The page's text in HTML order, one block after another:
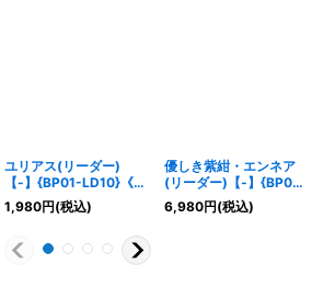
ユリアス(リーダー)
【-】{BP01-LD10}《ナ
イトメア》
1,980円(税込)
優しき紫紺・エンネア
(リーダー)【-】{BP09-
LD02}《ナイトメア》
6,980円(税込)